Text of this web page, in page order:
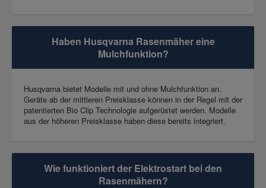
Haben Husqvarna Rasenmäher eine
Mulchfunktion?
Husqvarna bietet Modelle mit und ohne Mulchfunktion an.
Geräte ab der mittleren Preisklasse können in der Regel mit der
patentierten Bio Clip Technologie aufgerüstet werden. Modelle
aus der höheren Preisklasse haben diese bereits integriert.
Wie funktioniert der Elektrostart bei den
Rasenmähern?